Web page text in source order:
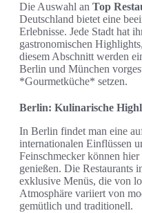
Die Auswahl an Top
Deutschland bietet eine
Erlebnisse. Jede Stadt hat
gastronomischen
diesem Abschnitt werden
Berlin und München
*Gourmetküche* setzen.
Berlin: Kulinarische
In Berlin findet man eine
internationalen Einflüssen
Feinschmecker können
genießen. Die Restaurants
exklusive Menüs, die von
Atmosphäre variiert von
gemütlich und traditionell.